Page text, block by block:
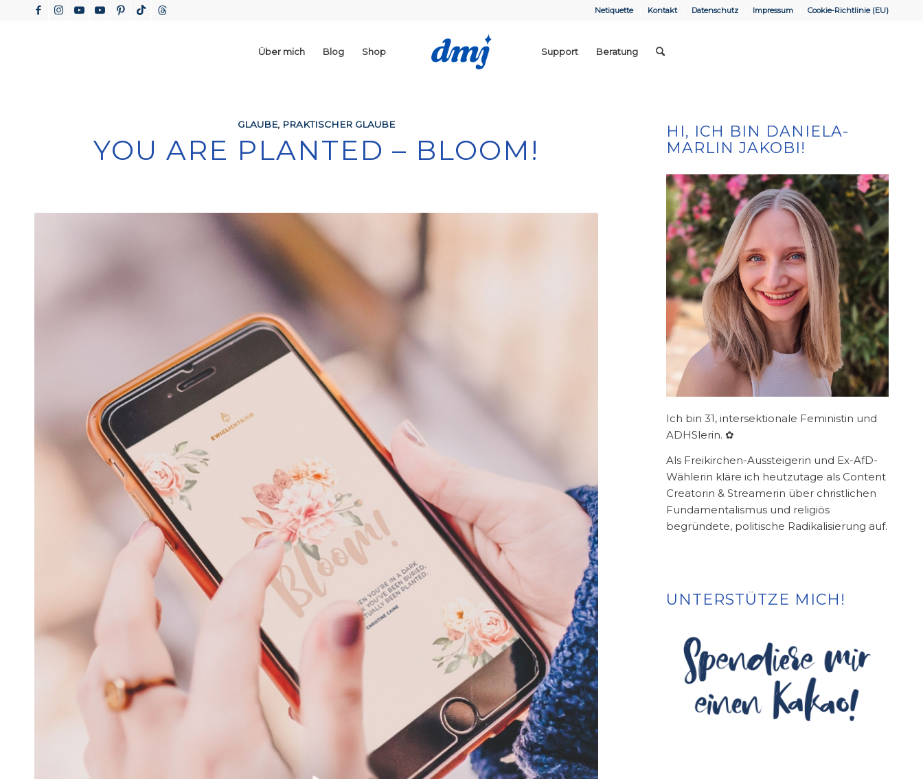
Netiquette Kontakt Datenschutz Impressum Cookie-Richtlinie (EU)
Über mich Blog Shop Support Beratung
GLAUBE, PRAKTISCHER GLAUBE
YOU ARE PLANTED – BLOOM!
HI, ICH BIN DANIELA-
MARLIN JAKOBI!
Ich bin 31, intersektionale Feministin und
ADHSlerin. ✿
Als Freikirchen-Aussteigerin und Ex-AfD-
Wählerin kläre ich heutzutage als Content
Creatorin & Streamerin über christlichen
Fundamentalismus und religiös
begründete, politische Radikalisierung auf.
UNTERSTÜTZE MICH!